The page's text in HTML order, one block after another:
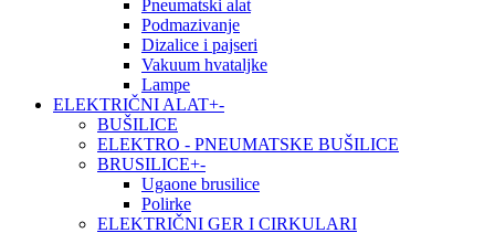
Pneumatski alat
Podmazivanje
Dizalice i pajseri
Vakuum hvataljke
Lampe
ELEKTRIČNI ALAT+-
BUŠILICE
ELEKTRO - PNEUMATSKE BUŠILICE
BRUSILICE+-
Ugaone brusilice
Polirke
ELEKTRIČNI GER I CIRKULARI